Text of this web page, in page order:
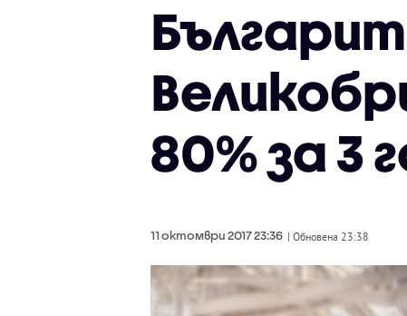
80% за 3
11 октомври 2017 23:36 | Обновена 23:38